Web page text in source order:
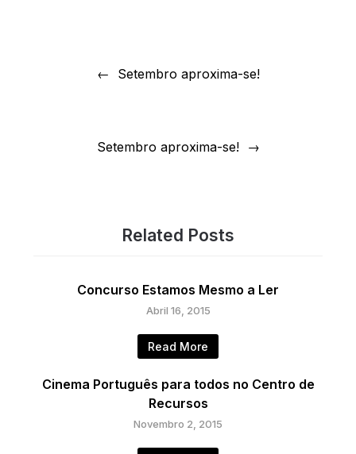
Setembro aproxima-se!
Setembro aproxima-se!
Related Posts
Concurso Estamos Mesmo a Ler
Abril 16, 2015
Read More
Cinema Português para todos no Centro de
Recursos
Novembro 2, 2015